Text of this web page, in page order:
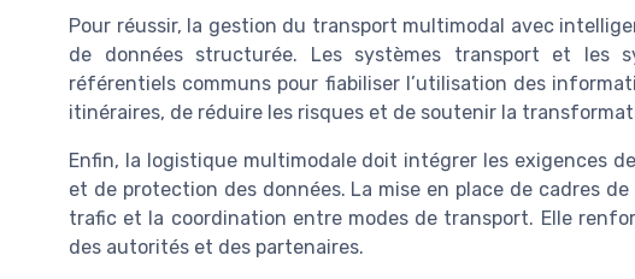
Pour réussir, la gestion du transport multimodal avec
de données structurée. Les systèmes transport et les
référentiels communs pour fiabiliser l’utilisation des
itinéraires, de réduire les risques et de soutenir la
Enfin, la logistique multimodale doit intégrer les exigences
et de protection des données. La mise en place de cadres
trafic et la coordination entre modes de transport. Elle
des autorités et des partenaires.